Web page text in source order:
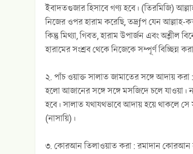
ইবাদতগুজার হিসাবে গণ্য হবে। (তিরমিজি)
নিজের ওপর হারাম করেছি, তদ্রƒপ যেন আল্লাহ-
কিন্তু মিথ্যা, গিবত, হারাম উপার্জন এবং
হারামের সংশ্রব থেকে নিজেকে সম্পূর্ণ বিচ্ছিন্ন
২. পাঁচ ওয়াক্ত সালাত জামাতের সঙ্গে আদায়
হলো আজানের সঙ্গে সঙ্গে মসজিদে চলে যাওয়া।
হবে। সালাত যথাযথভাবে আদায় হয়ে থাকলে সে
(নাসায়ি)।
৩. কোরআন তিলাওয়াত করা : রমাদান কোরআন